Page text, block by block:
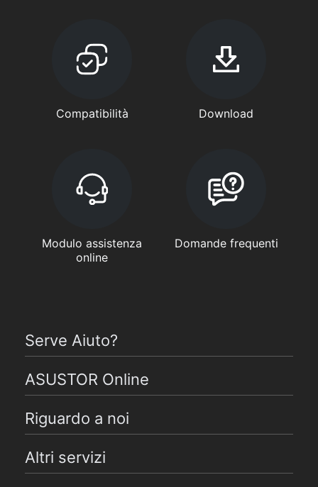
Compatibilità Download
Modulo assistenza
online
Domande frequenti
Serve Aiuto?
ASUSTOR Online
Riguardo a noi
Altri servizi